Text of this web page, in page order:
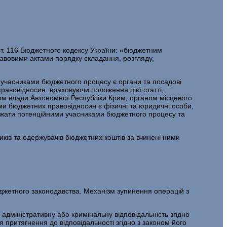
116 Бюджетного кодексу України: «бюджетним
актами порядку складання, розгляду,
бюджетного процесу є органи та посадові
враховуючи положення цієї статті,
Автономної Республіки Крим, органом місцевого
правовідносин є фізичні та юридичні особи,
потенційними учасниками бюджетного процесу та
та одержувачів бюджетних коштів за вчинені ними
законодавства. Механізм зупинення операцій з
або кримінальну відповідальність згідно
до відповідальності згідно з законом його